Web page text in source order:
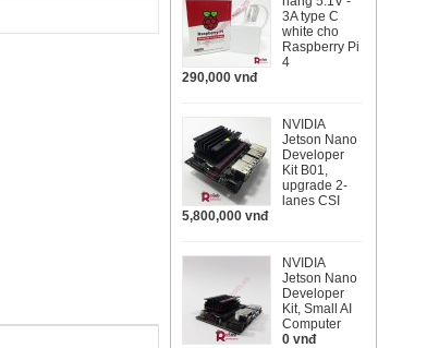
3A type C
white cho
Raspberry Pi
4
290,000 vnđ
NVIDIA
Jetson Nano
Developer
Kit B01,
upgrade 2-
lanes CSI
5,800,000 vnđ
NVIDIA
Jetson Nano
Developer
Kit, Small AI
Computer
0 vnđ